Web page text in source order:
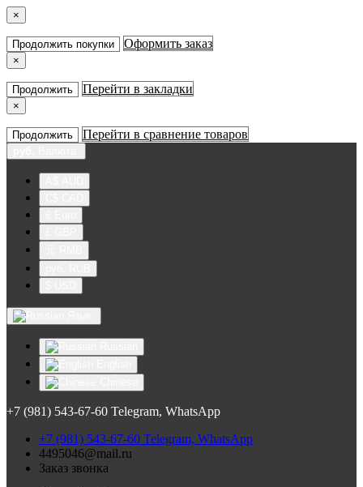
×
Продолжить покупки Оформить заказ
×
Продолжить Перейти в закладки
×
Продолжить Перейти в сравнение товаров
+7 (981) 543-67-60 Telegram, WhatsApp
+7 (981) 543-67-60 Telegram, WhatsApp
4495046@mail.ru
Заказ звонка